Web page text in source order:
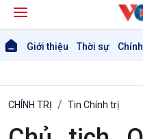
Giới thiệu Thời sự
CHÍNH TRỊ Tin Chính trị